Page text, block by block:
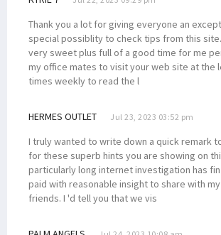
Thank you a lot for giving everyone an
special possiblity to check tips from this
very sweet plus full of a good time for me
my office mates to visit your web site at the
times weekly to read the l
HERMES OUTLET Jul 23, 2023 03:52 pm
I truly wanted to write down a quick remark
for these superb hints you are showing on
particularly long internet investigation has
paid with reasonable insight to share with
friends. I 'd tell you that we vis